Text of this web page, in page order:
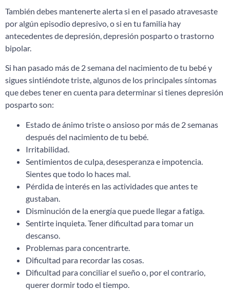
También debes mantenerte alerta si en el pasado atravesaste
por algún episodio depresivo, o si en tu familia hay
antecedentes de depresión, depresión posparto o trastorno
bipolar.
Si han pasado más de 2 semana del nacimiento de tu bebé y
sigues sintiéndote triste, algunos de los principales síntomas
que debes tener en cuenta para determinar si tienes depresión
posparto son:
Estado de ánimo triste o ansioso por más de 2 semanas
después del nacimiento de tu bebé.
Irritabilidad.
Sentimientos de culpa, desesperanza e impotencia.
Sientes que todo lo haces mal.
Pérdida de interés en las actividades que antes te
gustaban.
Disminución de la energía que puede llegar a fatiga.
Sentirte inquieta. Tener dificultad para tomar un
descanso.
Problemas para concentrarte.
Dificultad para recordar las cosas.
Dificultad para conciliar el sueño o, por el contrario,
querer dormir todo el tiempo.